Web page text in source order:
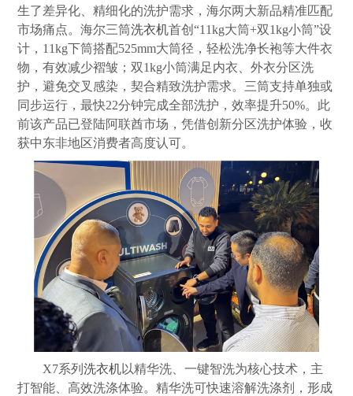
生了差异化、精细化的洗护需求，海尔两大新品精准匹配
市场痛点。海尔三筒洗衣机首创“11kg大筒+双1kg小筒”设
计，11kg下筒搭配525mm大筒径，轻松洗净长袍等大件衣
物，有效减少褶皱；双1kg小筒满足内衣、外衣分区洗
护，避免交叉感染，契合精致洗护需求。三筒支持单独或
同步运行，最快22分钟完成全部洗护，效率提升50%。此
前该产品已登陆阿联酋市场，凭借创新分区洗护体验，收
获中东非地区消费者高度认可。
X7系列洗衣机以精华洗、一键智洗为核心技术，主
打智能、高效洗涤体验。精华洗可快速溶解洗涤剂，形成